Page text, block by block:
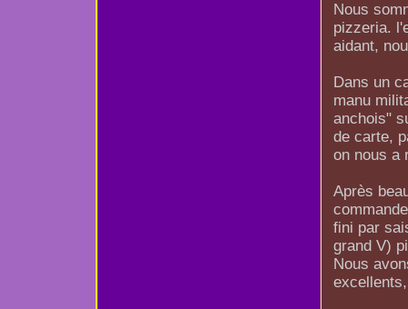
Nous
pizzeria.
aidant,
Dans un
manu
anchois"
de carte,
on nous a
Après
fini par
grand V)
Nous